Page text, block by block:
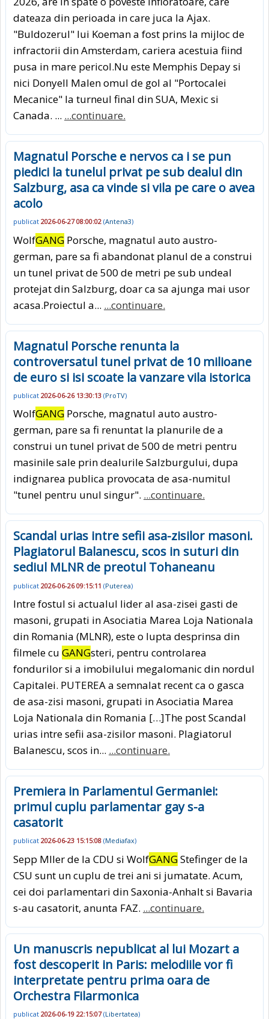
dateaza din perioada in care juca la Ajax.
"Buldozerul" lui Koeman a fost prins la mijloc de
infractorii din Amsterdam, cariera acestuia fiind
pusa in mare pericol.Nu este Memphis Depay si
nici Donyell Malen omul de gol al "Portocalei
Mecanice" la turneul final din SUA, Mexic si
Canada. ... ...continuare.
Magnatul Porsche e nervos ca i se pun
piedici la tunelul privat pe sub dealul din
Salzburg, asa ca vinde si vila pe care o avea
acolo
publicat 2026-06-27 08:00:02 (Antena3)
WolfGANG Porsche, magnatul auto austro-
german, pare sa fi abandonat planul de a construi
un tunel privat de 500 de metri pe sub undeal
protejat din Salzburg, doar ca sa ajunga mai usor
acasa.Proiectul a... ...continuare.
Magnatul Porsche renunta la
controversatul tunel privat de 10 milioane
de euro si isi scoate la vanzare vila istorica
publicat 2026-06-26 13:30:13 (ProTV)
WolfGANG Porsche, magnatul auto austro-
german, pare sa fi renuntat la planurile de a
construi un tunel privat de 500 de metri pentru
masinile sale prin dealurile Salzburgului, dupa
indignarea publica provocata de asa-numitul
"tunel pentru unul singur". ...continuare.
Scandal urias intre sefii asa-zisilor masoni.
Plagiatorul Balanescu, scos in suturi din
sediul MLNR de preotul Tohaneanu
publicat 2026-06-26 09:15:11 (Puterea)
Intre fostul si actualul lider al asa-zisei gasti de
masoni, grupati in Asociatia Marea Loja Nationala
din Romania (MLNR), este o lupta desprinsa din
filmele cu GANGsteri, pentru controlarea
fondurilor si a imobilului megalomanic din nordul
Capitalei. PUTEREA a semnalat recent ca o gasca
de asa-zisi masoni, grupati in Asociatia Marea
Loja Nationala din Romania […]The post Scandal
urias intre sefii asa-zisilor masoni. Plagiatorul
Balanescu, scos in... ...continuare.
Premiera in Parlamentul Germaniei:
primul cuplu parlamentar gay s-a
casatorit
publicat 2026-06-23 15:15:08 (Mediafax)
Sepp Mller de la CDU si WolfGANGStefinger de la
CSU sunt un cuplu de trei ani si jumatate. Acum,
cei doi parlamentari din Saxonia-Anhalt si Bavaria
s-au casatorit, anunta FAZ. ...continuare.
Un manuscris nepublicat al lui Mozart a
fost descoperit in Paris: melodiile vor fi
interpretate pentru prima oara de
Orchestra Filarmonica
publicat 2026-06-19 22:15:07(Libertatea)